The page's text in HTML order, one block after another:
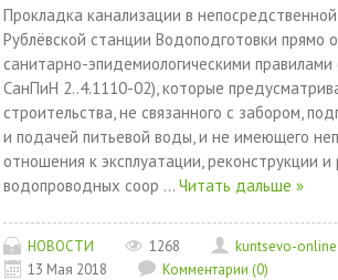
Прокладка канализации в
Рублёвской станции Водоподготовки прямо
санитарно-эпидемиологическими правилами
СанПиН 2..4.1110-02), которые
строительства, не связанного с забором,
и подачей питьевой воды, и не имеющего
отношения к эксплуатации, реконструкции
водопроводных соор ... Читать дальше »
НОВОСТИ 1268
kuntsevo-online
13 Мая 2018
Комментарии (0)